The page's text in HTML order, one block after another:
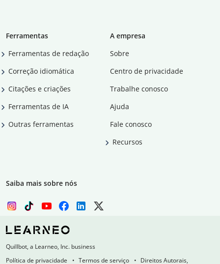
Ferramentas
Ferramentas de redação
Correção idiomática
Citações e criações
Ferramentas de IA
Outras ferramentas
A empresa
Sobre
Centro de privacidade
Trabalhe conosco
Ajuda
Fale conosco
Recursos
Saiba mais sobre nós
Quillbot, a Learneo, Inc. business
Política de privacidade
Termos de serviço Direitos Autorais,